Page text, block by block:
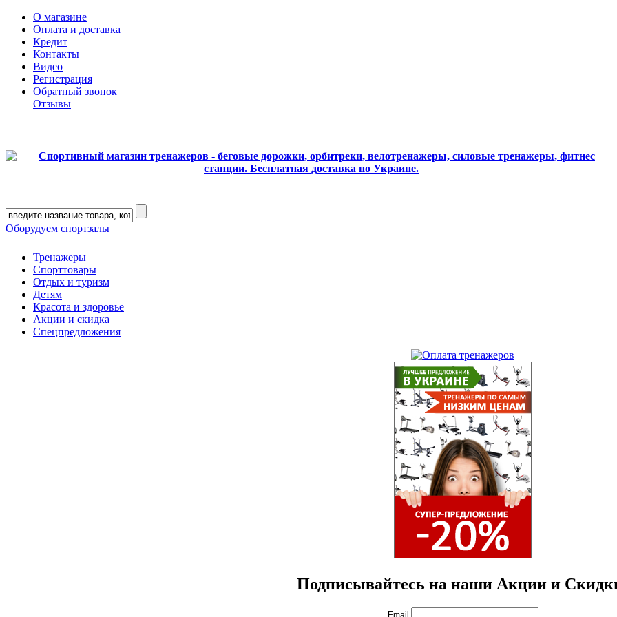
О магазине
Оплата и доставка
Кредит
Контакты
Видео
Регистрация
Обратный звонок
Отзывы
Оборудуем спортзалы
Тренажеры
Спорттовары
Отдых и туризм
Детям
Красота и здоровье
Акции и скидка
Спецпредложения
Подписывайтесь на наши Акции и
Email